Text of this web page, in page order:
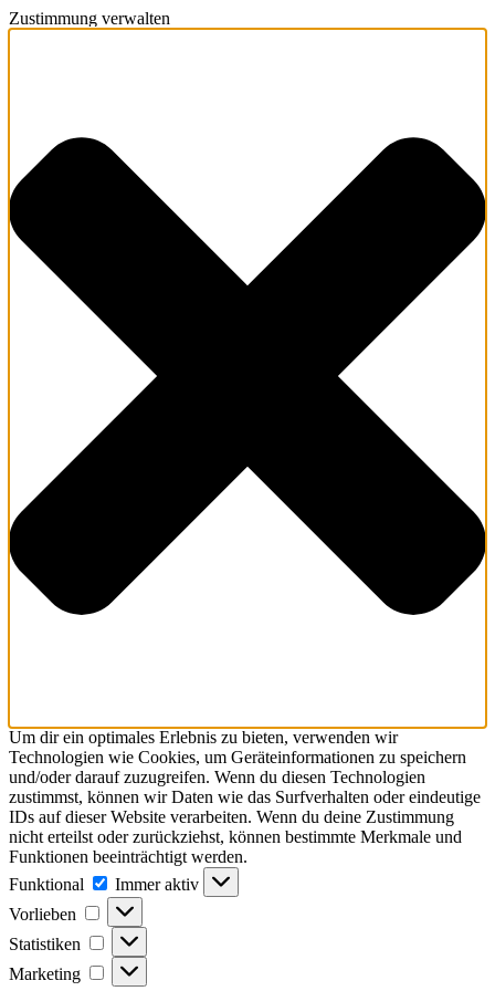
Zustimmung verwalten
Um dir ein optimales Erlebnis zu bieten, verwenden wir
Technologien wie Cookies, um Geräteinformationen zu speichern
und/oder darauf zuzugreifen. Wenn du diesen Technologien
zustimmst, können wir Daten wie das Surfverhalten oder eindeutige
IDs auf dieser Website verarbeiten. Wenn du deine Zustimmung
nicht erteilst oder zurückziehst, können bestimmte Merkmale und
Funktionen beeinträchtigt werden.
Funktional
Funktional
Immer aktiv
Vorlieben
Vorlieben
Statistiken Statistiken
Marketing Marketing